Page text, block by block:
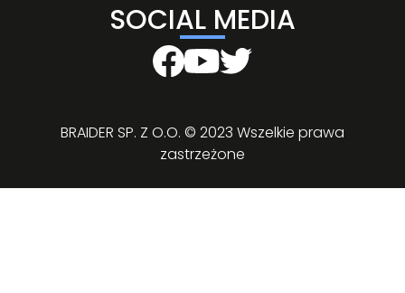
SOCIAL MEDIA
BRAIDER SP. Z O.O. © 2023 Wszelkie prawa
zastrzeżone